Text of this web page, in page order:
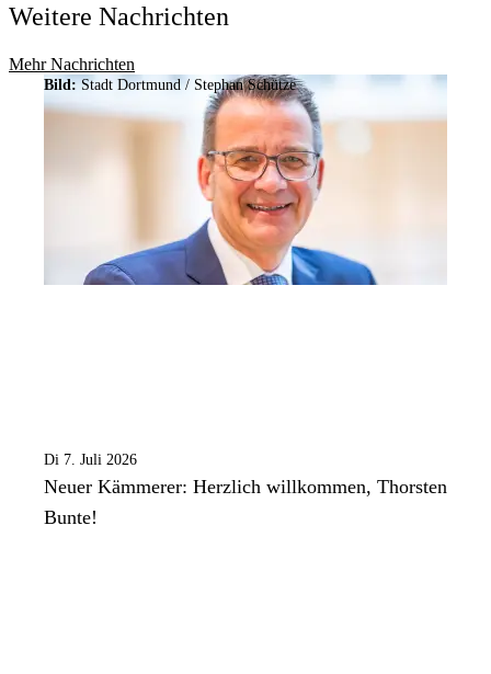
Weitere Nachrichten
Mehr Nachrichten
Bild: Stadt Dortmund / Stephan Schütze
Di 7. Juli 2026
Neuer Kämmerer: Herzlich willkommen, Thorsten
Bunte!